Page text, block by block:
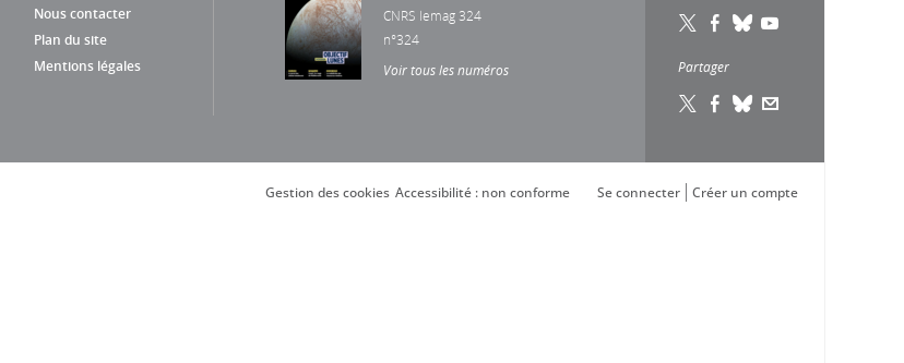
Nous contacter
Plan du site
Mentions légales
CNRS lemag 324
n°324
Voir tous les numéros
Partager
Créer un compte
Se connecter
Accessibilité : non conforme
Gestion des cookies